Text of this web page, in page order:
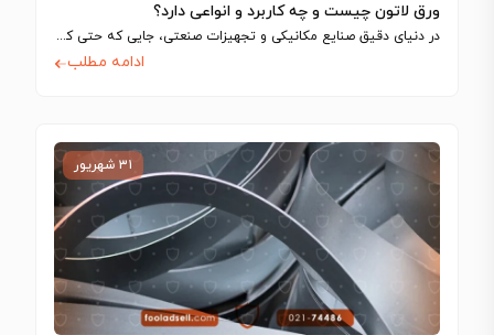
ورق لاتون چیست و چه کاربرد و انواعی دارد؟
در دنیای دقیق صنایع مکانیکی و تجهیزات صنعتی، جایی که حتی کوچک‌ترین تلرانس‌ها می‌توانند…
ادامه مطلب
۳۱ شهریور